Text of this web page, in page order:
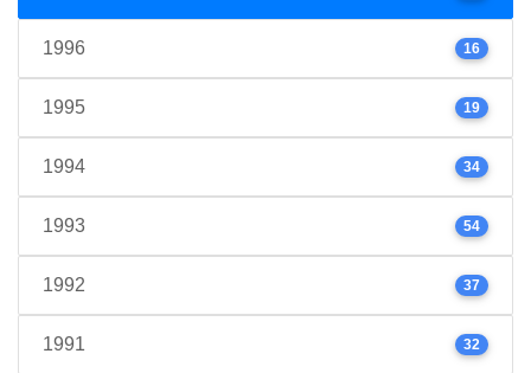
1996 16
1995 19
1994 34
1993 54
1992 37
1991 32